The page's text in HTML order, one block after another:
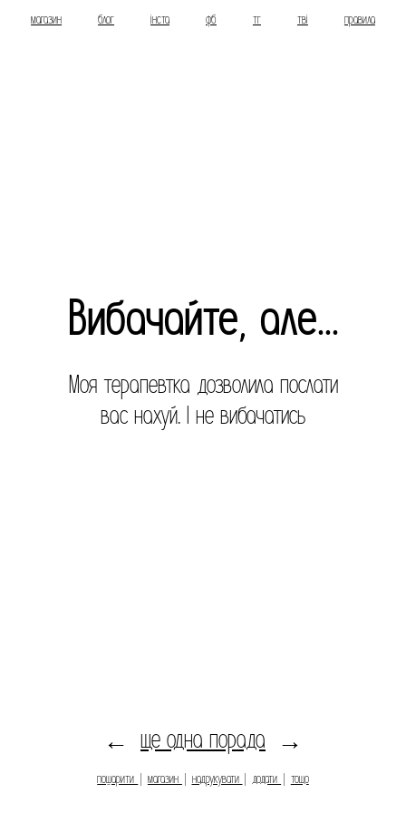
магазин блог інста фб тг тві правила
Вибачайте, але...
Моя терапевтка дозволила послати
вас нахуй. І не вибачатись
← ще одна порада →
пошарити магазин надрукувати додати тощо